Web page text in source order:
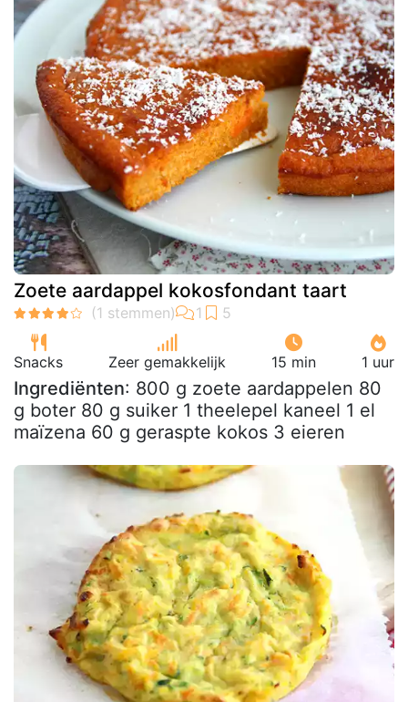
Zoete aardappel kokosfondant taart
Snacks Zeer gemakkelijk 15 min 1 uur
Ingrediënten: 800 g zoete aardappelen 80
g boter 80 g suiker 1 theelepel kaneel 1 el
maïzena 60 g geraspte kokos 3 eieren